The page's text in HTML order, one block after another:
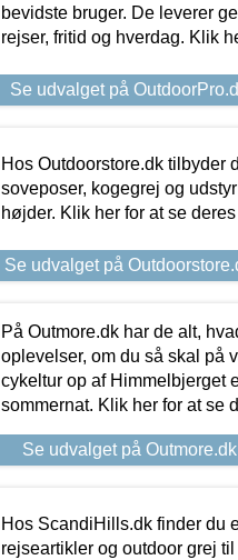
bevidste bruger. De leverer
rejser, fritid og hverdag. Klik
Se udvalget på
Hos Outdoorstore.dk tilbyder
soveposer, kogegrej og
højder. Klik her for at se
Se udvalget på
På Outmore.dk har de alt,
oplevelser, om du så skal på
cykeltur op af Himmelbjerget
sommernat. Klik her for at se
Se udvalget på Outmore.dk
Hos ScandiHills.dk finder du
rejseartikler og outdoor grej